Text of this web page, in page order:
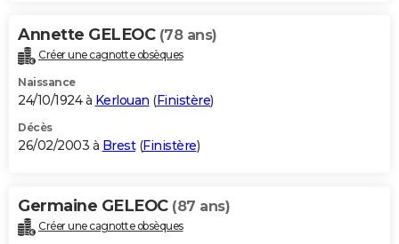
Annette GELEOC (78 ans)
Créer une cagnotte obsèques
Naissance
24/10/1924 à Kerlouan (Finistère)
Décès
26/02/2003 à Brest(Finistère)
Germaine GELEOC (87 ans)
Créer une cagnotte obsèques